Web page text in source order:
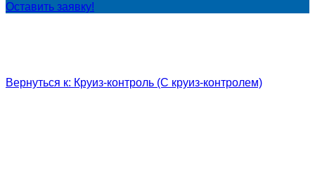
Оставить заявку!
Вернуться к: Круиз-контроль (С круиз-контролем)